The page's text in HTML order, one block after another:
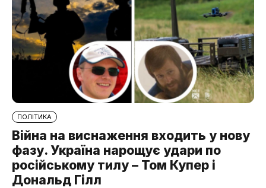
ПОЛІТИКА
Війна на виснаження входить у нову
фазу. Україна нарощує удари по
російському тилу – Том Купер і
Дональд Гілл